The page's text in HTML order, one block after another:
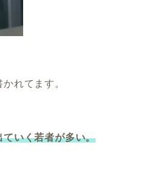
れてます。
いく若者が多い。